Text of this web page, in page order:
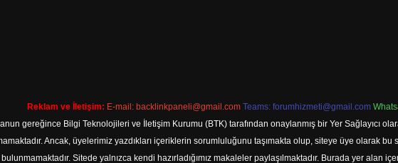
Reklam ve İletişim: E-mail: backlinkpaneli@gmail.com Teams: forumhizmeti@gmail.com
gereğince Bilgi Teknolojileri ve İletişim Kurumu (BTK) tarafından onaylanmış bir Yer Sağlayıcı
Ancak, üyelerimiz yazdıkları içeriklerin sorumluluğunu taşımakta olup, siteye üye olarak
Sitede yalnızca kendi hazırladığımız makaleler paylaşılmaktadır. Burada yer